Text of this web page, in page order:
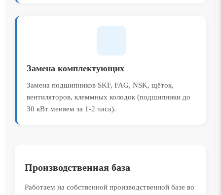
Замена комплектующих
Замена подшипников SKF, FAG, NSK, щёток,
вентиляторов, клеммных колодок (подшипники до
30 кВт меняем за 1-2 часа).
Производственная база
Работаем на собственной производственной базе во